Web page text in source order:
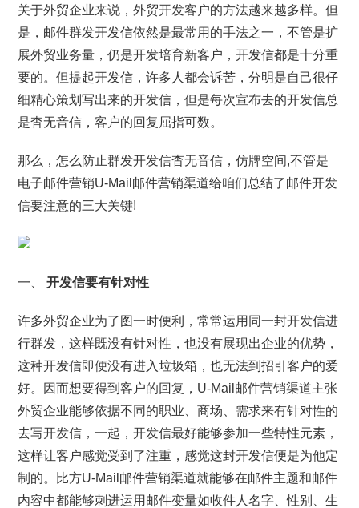
关于外贸企业来说，外贸开发客户的方法越来越多样。但
是，邮件群发开发信依然是最常用的手法之一，不管是扩
展外贸业务量，仍是开发培育新客户，开发信都是十分重
要的。但提起开发信，许多人都会诉苦，分明是自己很仔
细精心策划写出来的开发信，但是每次宣布去的开发信总
是杳无音信，客户的回复屈指可数。
那么，怎么防止群发开发信杳无音信，仿牌空间,不管是
电子邮件营销U-Mail邮件营销渠道给咱们总结了邮件开发
信要注意的三大关键!
一、开发信要有针对性
许多外贸企业为了图一时便利，常常运用同一封开发信进
行群发，这样既没有针对性，也没有展现出企业的优势，
这种开发信即便没有进入垃圾箱，也无法到招引客户的爱
好。因而想要得到客户的回复，U-Mail邮件营销渠道主张
外贸企业能够依据不同的职业、商场、需求来有针对性的
去写开发信，一起，开发信最好能够参加一些特性元素，
这样让客户感觉受到了注重，感觉这封开发信便是为他定
制的。比方U-Mail邮件营销渠道就能够在邮件主题和邮件
内容中都能够刺进运用邮件变量如收件人名字、性别、生